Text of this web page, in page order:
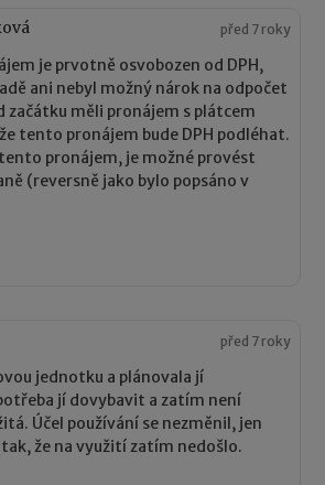
před 7 roky
je prvotně osvobozen od DPH,
ani nebyl možný nárok na odpočet
začátku měli pronájem s plátcem
tento pronájem bude DPH podléhat.
pronájem, je možné provést
(reversně jako bylo popsáno v
před 7 roky
jednotku a plánovala jí
jí dovybavit a zatím není
Účel používání se nezměnil, jen
že na využití zatím nedošlo.